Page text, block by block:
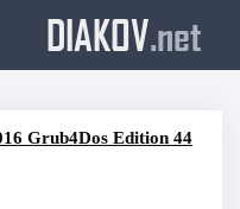
DIAKOV.net
Grub4Dos Edition 44